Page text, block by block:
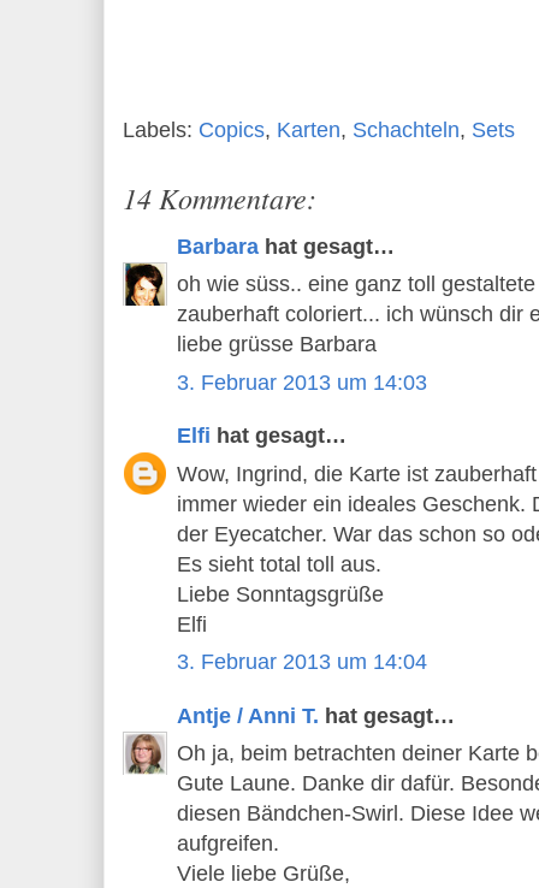
Labels: Copics, Karten, Schachteln, Sets
14 Kommentare:
Barbara hat gesagt…
oh wie süss.. eine ganz toll
zauberhaft coloriert... ich wünsch dir
liebe grüsse Barbara
3. Februar 2013 um 14:03
Elfi hat gesagt…
Wow, Ingrind, die Karte ist
immer wieder ein ideales Geschenk.
der Eyecatcher. War das schon so
Es sieht total toll aus.
Liebe Sonntagsgrüße
Elfi
3. Februar 2013 um 14:04
Antje / Anni T. hat gesagt…
Oh ja, beim betrachten deiner Karte
Gute Laune. Danke dir dafür.
diesen Bändchen-Swirl. Diese Idee
aufgreifen.
Viele liebe Grüße,